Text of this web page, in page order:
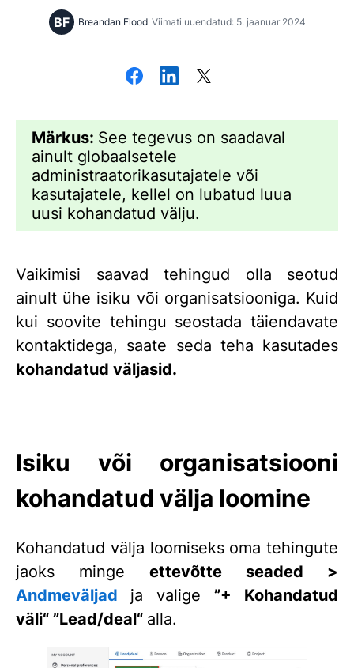
BF Breandan Flood Viimati uuendatud: 5. jaanuar 2024
Märkus: See tegevus on saadaval
ainult globaalsetele
administraatorikasutajatele või
kasutajatele, kellel on lubatud luua
uusi kohandatud välju.
Vaikimisi saavad tehingud olla seotud
ainult ühe isiku või organisatsiooniga. Kuid
kui soovite tehingu seostada täiendavate
kontaktidega, saate seda teha kasutades
kohandatud väljasid.
Isiku või organisatsiooni
kohandatud välja loomine
Kohandatud välja loomiseks oma tehingute
jaoks minge ettevõtte seaded >
Andmeväljad
ja valige ”+ Kohandatud
väli“ ”Lead/deal“ alla.